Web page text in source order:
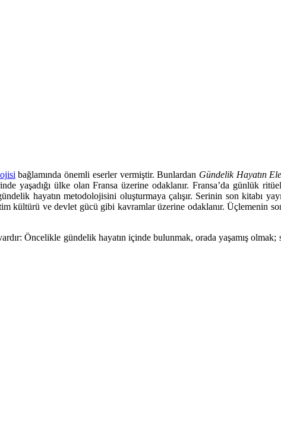
bağlamında önemli eserler vermiştir. Bunlardan Gündelik Hayatın
yaşadığı ülke olan Fransa üzerine odaklanır. Fransa’da günlük
hayatın metodolojisini oluşturmaya çalışır. Serinin son kitabı
kültürü ve devlet gücü gibi kavramlar üzerine odaklanır. Üçlemenin
Öncelikle gündelik hayatın içinde bulunmak, orada yaşamış olmak;